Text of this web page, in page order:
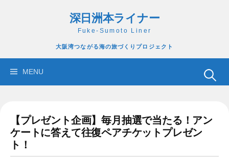
ツ
深日洲本ライナー
Fuke-Sumoto Liner
大阪湾つながる海の旅づくりプロジェクト
MENU
検
【プレゼント企画】毎月抽選で当たる！アン
ケートに答えて往復ペアチケットプレゼン
ト！